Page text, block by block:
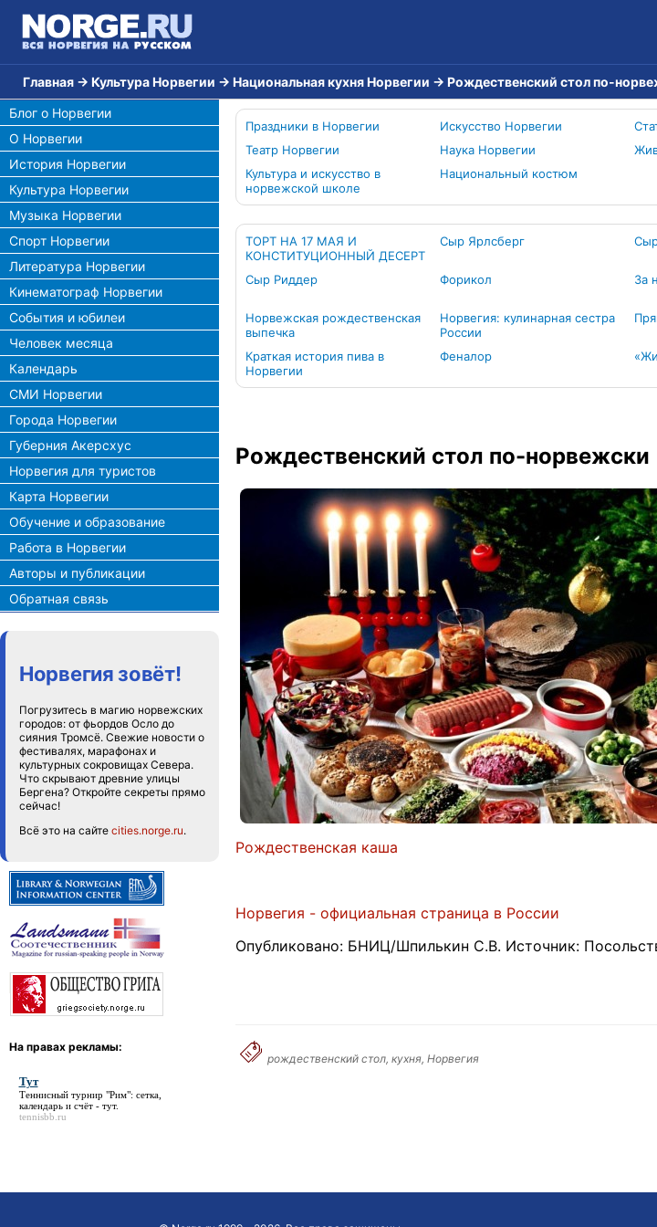
Главная → Культура Норвегии → Национальная кухня Норвегии → Рождественский стол по-
Блог о Норвегии
О Норвегии
История Норвегии
Культура Норвегии
Музыка Норвегии
Спорт Норвегии
Литература Норвегии
Кинематограф Норвегии
События и юбилеи
Человек месяца
Календарь
СМИ Норвегии
Города Норвегии
Губерния Акерсхус
Норвегия для туристов
Карта Норвегии
Обучение и образование
Работа в Норвегии
Авторы и публикации
Обратная связь
Норвегия зовёт!
Погрузитесь в магию норвежских
городов: от фьордов Осло до
сияния Тромсё. Свежие новости о
фестивалях, марафонах и
культурных сокровищах Севера.
Что скрывают древние улицы
Бергена? Откройте секреты прямо
сейчас!
Всё это на сайте cities.norge.ru.
На правах рекламы:
Тут
Теннисный турнир "Рим": сетка,
календарь и счёт - тут.
tennisbb.ru
Праздники в Норвегии Искусство Норвегии
Театр Норвегии
Наука Норвегии
Культура и искусство в
норвежской школе
Национальный костюм
ТОРТ НА 17 МАЯ И
КОНСТИТУЦИОННЫЙ ДЕСЕРТ
Сыр Ярлсберг
Сыр Риддер Форикол За
Норвежская рождественская
выпечка
Норвегия: кулинарная сестра
России
Краткая история пива в
Норвегии
Феналор
Рождественский стол по-норвежски
Рождественская каша
Норвегия - официальная страница в России
Опубликовано: БНИЦ/Шпилькин С.В. Источник:
рождественский стол, кухня, Норвегия